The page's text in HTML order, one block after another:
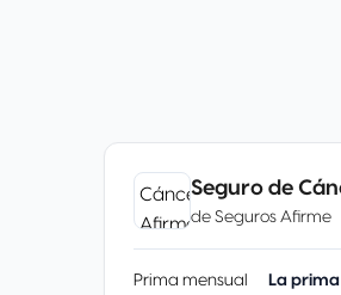
Seguro de
de Seguros Afirme
Prima mensual
La